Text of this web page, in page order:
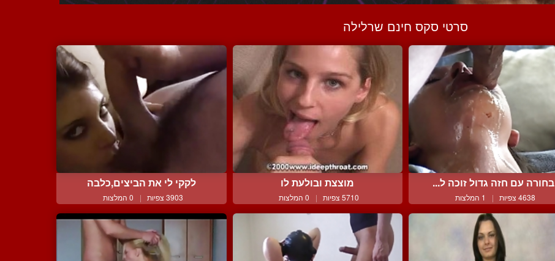
סרטי סקס חינם שרלילה
בחורה עם חזה גדול זוכה ל...
4638 צפיות | 1 המלצות
מוצצת ובולעת לו
5710 צפיות | 0 המלצות
לקקי לי את הביצים,כלבה
3903 צפיות | 0 המלצות